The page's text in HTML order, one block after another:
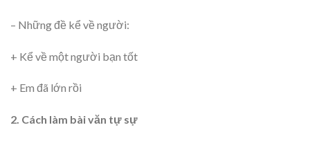
– Những đề kể về người:
+ Kể về một người bạn tốt
+ Em đã lớn rồi
2. Cách làm bài văn tự sự